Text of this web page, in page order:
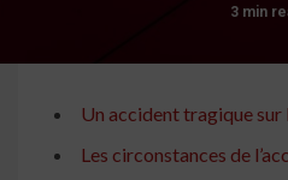
3 min
Un accident tragique
Les circonstances de